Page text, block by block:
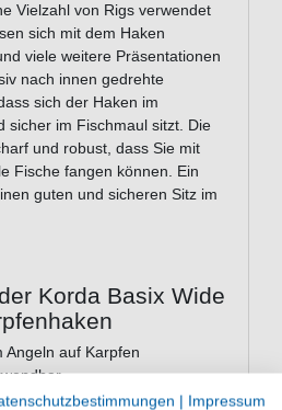
Vielzahl von Rigs verwendet
sich mit dem Haken
viele weitere Präsentationen
nach innen gedrehte
sich der Haken im
sicher im Fischmaul sitzt. Die
und robust, dass Sie mit
Fische fangen können. Ein
guten und sicheren Sitz im
Korda Basix Wide
Angeln auf Karpfen
Hakenöhr
| Impressum